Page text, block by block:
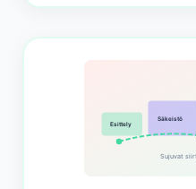
Esittely
Säkeistö
Sujuvat